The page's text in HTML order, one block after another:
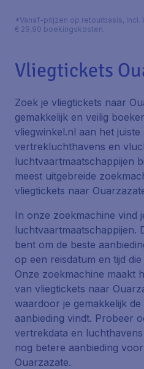
*Vanaf-prijzen op retourbasis,
€ 29,90 boekingskosten.
Vliegtickets
Zoek je vliegtickets naar
gemakkelijk en veilig
vliegwinkel.nl aan het
vertrekluchthavens en
luchtvaartmaatschappijen
meest uitgebreide
vliegtickets naar
In onze zoekmachine vind
luchtvaartmaatschappijen.
bent om de beste
op een reisdatum en tijd
Onze zoekmachine maakt
van vliegtickets naar
waardoor je gemakkelijk
aanbieding vindt. Probeer
vertrekdata en
nog betere aanbieding
Ouarzazate.